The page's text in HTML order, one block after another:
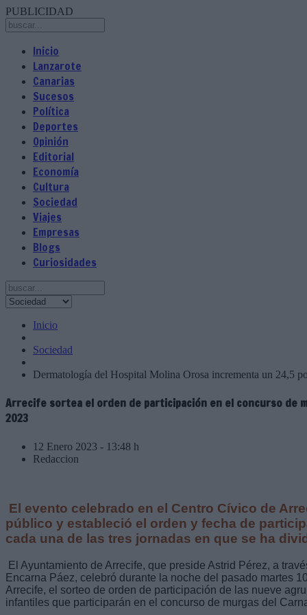
PUBLICIDAD
Inicio
Lanzarote
Canarias
Sucesos
Política
Deportes
Opinión
Editorial
Economía
Cultura
Sociedad
Viajes
Empresas
Blogs
Curiosidades
Inicio
Sociedad
Dermatología del Hospital Molina Orosa incrementa un 24,5
Arrecife sortea el orden de participación en el concurso de
2023
12 Enero 2023 - 13:48 h
Redaccion
El evento celebrado en el Centro Cívico de
público y estableció el orden y fecha de
cada una de las tres jornadas en que se ha
El Ayuntamiento de Arrecife, que preside Astrid Pérez, a
Encarna Páez, celebró durante la noche del pasado martes
Arrecife, el sorteo de orden de participación de las nueve
infantiles que participarán en el concurso de murgas del